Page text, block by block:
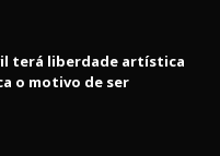
terá liberdade artística
o motivo de ser